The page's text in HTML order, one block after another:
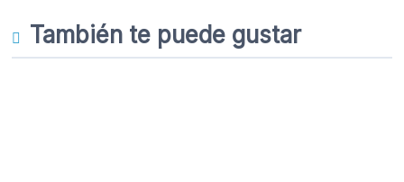
También te puede gustar